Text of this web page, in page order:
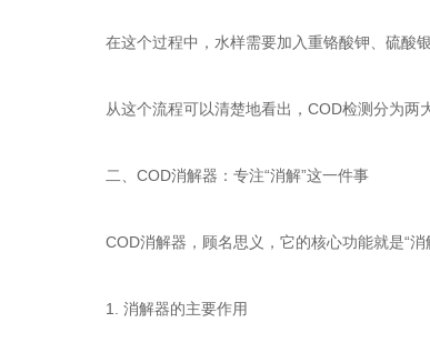
在这个过程中，水样需要加入重铬酸钾、硫酸银
从这个流程可以清楚地看出，COD检测分为两大
二、COD消解器：专注“消解”这一件事
COD消解器，顾名思义，它的核心功能就是“消
1. 消解器的主要作用